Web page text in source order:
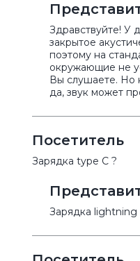
Здравствуйте! У
закрытое
поэтому на
окружающие не
Вы слушаете. Но
да, звук может
Посетитель
Зарядка type C ?
Зарядка lightning